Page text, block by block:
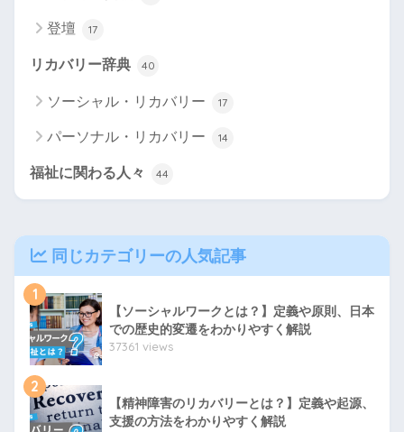
登壇 17
リカバリー辞典 40
ソーシャル・リカバリー 17
パーソナル・リカバリー 14
福祉に関わる人々 44
同じカテゴリーの人気記事
1
【ソーシャルワークとは？】定義や原則、日本
での歴史的変遷をわかりやすく解説
37361 views
2
【精神障害のリカバリーとは？】定義や起源、
支援の方法をわかりやすく解説